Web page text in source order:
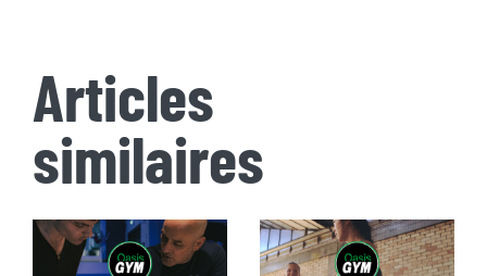
Articles
similaires